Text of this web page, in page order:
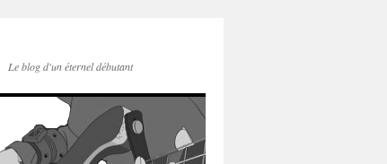
Le blog d'un éternel débutant